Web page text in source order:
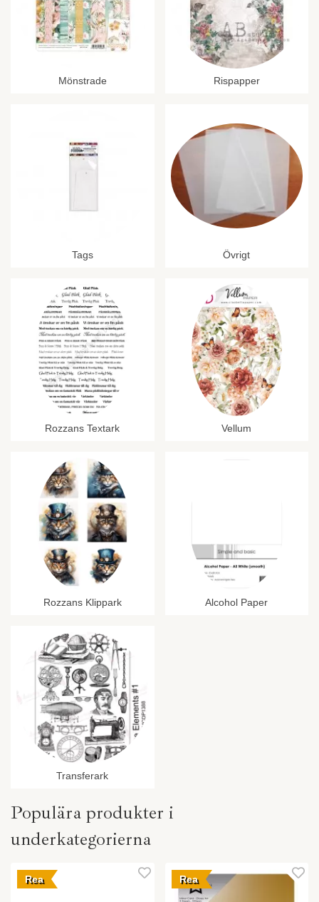
Mönstrade Rispapper
Tags Övrigt
Rozzans Textark Vellum
Rozzans Klippark Alcohol Paper
Transferark
Populära produkter i
underkategorierna
Rea Rea